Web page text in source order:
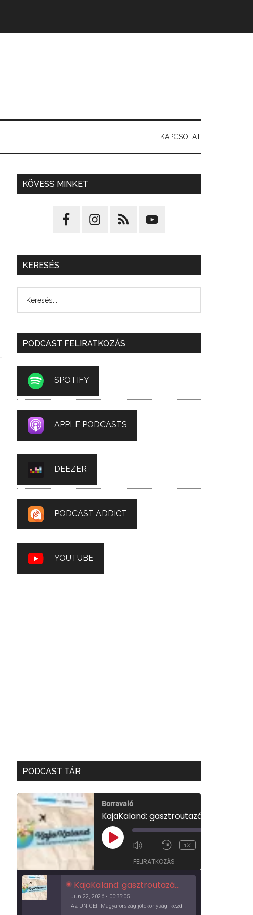
KAPCSOLAT
KÖVESS MINKET
KERESÉS
PODCAST FELIRATKOZÁS
SPOTIFY
APPLE PODCASTS
DEEZER
PODCAST ADDICT
YOUTUBE
PODCAST TÁR
Borravaló
PLAY
EPISODE
1X
FELIRATKOZÁS
KajaKaland: gasztroutazás a föld körül
Jun 22, 2026 • 00:35:05
Az UNICEF Magyarország jótékonysági kezdeményezése izgalmas, egész éves világkörüli ízutazásra hív, igazi családi program és gasztroedukáció, illetve segítség a rászorulóknak is egyben.